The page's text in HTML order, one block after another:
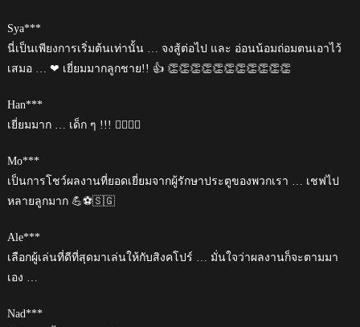
Sya***
นี่เป็นเพียงการเริ่มต้นเท่านั้น … จงสู้ต่อไป และ อ่อนน้อมถ่อมตนเอาไว้
เสมอ … ❤ เยี่ยมมากลูกชาย!! 👍 👏👏👏👏👏👏👏👏👏👏👏
Han***
เยี่ยมมาก … เด็ก ๆ !!! 👍🏾👏🏾
Mo***
เป็นการโชว์ผลงานที่ยอดเยี่ยมจากผู้รักษาประตูของพวกเรา … เชฟไป
หลายลูกมาก 💪⚽️🇸🇬
Ale***
เลือกผู้เล่นที่ดีที่สุดมาเล่นให้กับสิงคโปร์ … มั่นใจว่าผลงานก็จะตามมา
เอง …
Nad***